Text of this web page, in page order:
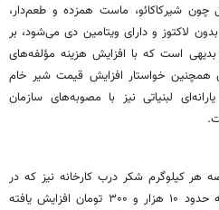
چون شیرکاکائو، ماست همزده و طعم‌دار،
لاکتوز و دارای ویتامین دی می‌شود، بر
است که با افزایش هزینه مؤلفه‌های
همچنین خواستار افزایش قیمت شیر خام
لبنیاتی نیز با مصوبه‌های سازمان
کیلوگرم شکر درب کارخانه نیز که در
اسفند ۹۹ با افزایش ۷۴.۲ درصدی به حدود ۱۰ هزار و ۳۰۰ تومان افزایش یافته